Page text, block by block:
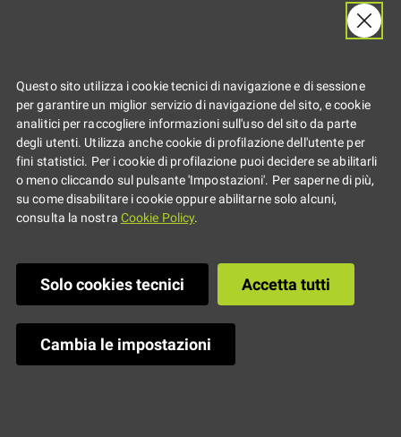
Responsabili
Questo sito utilizza i cookie tecnici di navigazione e di sessione
per garantire un miglior servizio di navigazione del sito, e cookie
analitici per raccogliere informazioni sull'uso del sito da parte
degli utenti. Utilizza anche cookie di profilazione dell'utente per
fini statistici. Per i cookie di profilazione puoi decidere se abilitarli
o meno cliccando sul pulsante 'Impostazioni'. Per saperne di più,
su come disabilitare i cookie oppure abilitarne solo alcuni,
consulta la nostra Cookie Policy.
Solo cookies tecnici Accetta tutti
Cambia le impostazioni